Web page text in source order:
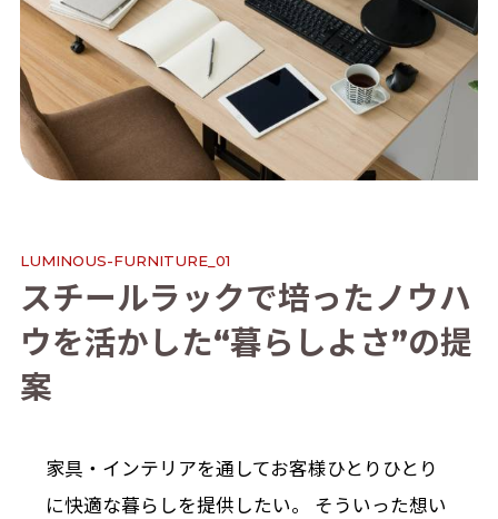
LUMINOUS-FURNITURE_ 01
スチールラ ックで培っ たノ ウハ
ウを活か した“暮ら しよ さ”の提
案
家具・インテリアを通してお客様ひとりひとり
に快適な暮らしを提供したい。
そういった想い